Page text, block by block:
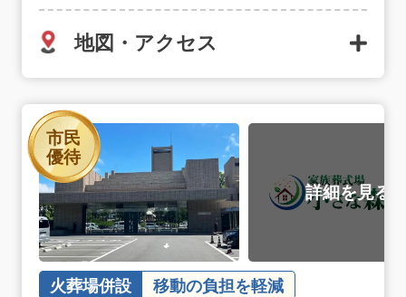
地図・アクセス
市民
優待
火葬場併設 移動の負担を軽減
横浜市営戸塚斎場の詳細へ